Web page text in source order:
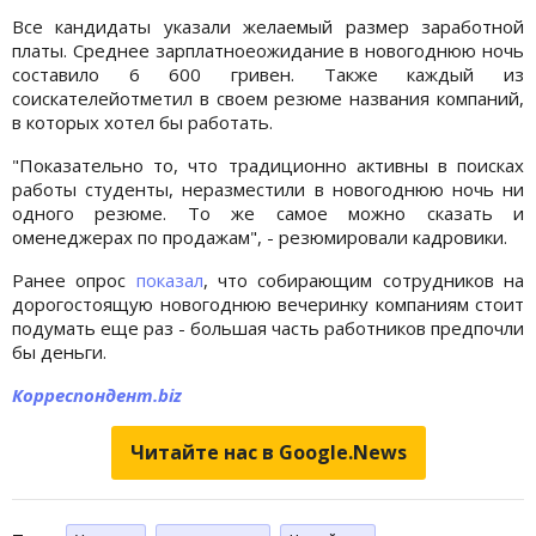
Все кандидаты указали желаемый размер заработной
платы. Среднее зарплатноеожидание в новогоднюю ночь
составило 6 600 гривен. Также каждый из
соискателейотметил в своем резюме названия компаний,
в которых хотел бы работать.
"Показательно то, что традиционно активны в поисках
работы студенты, неразместили в новогоднюю ночь ни
одного резюме. То же самое можно сказать и
оменеджерах по продажам", - резюмировали кадровики.
Ранее опрос показал, что собирающим сотрудников на
дорогостоящую новогоднюю вечеринку компаниям стоит
подумать еще раз - большая часть работников предпочли
бы деньги.
Корреспондент.biz
Читайте нас в Google.News